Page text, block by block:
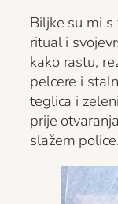
Biljke su mi
ritual i
kako rastu,
pelcere i
teglica i
prije
slažem police.